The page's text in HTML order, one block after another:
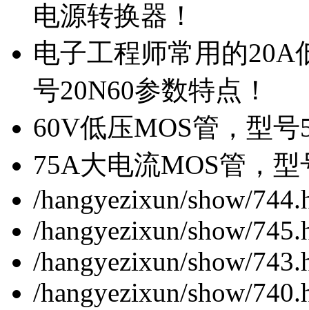
电源转换器！
电子工程师常用的20A
号20N60参数特点！
60V低压MOS管，型
75A大电流MOS管，
/hangyezixun/show/
/hangyezixun/show/
/hangyezixun/show/
/hangyezixun/show/